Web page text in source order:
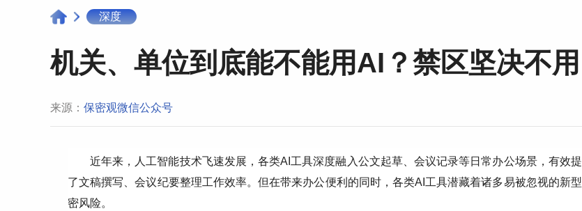
深度
机关、单位到底能不能用AI？禁区坚决不
来源： 保密观微信公众号
近年来，人工智能技术飞速发展，各类AI工具深度融入公文起草、会议记录等日常办公场景，有效
了文稿撰写、会议纪要整理工作效率。但在带来办公便利的同时，各类AI工具潜藏着诸多易被忽视的新
密风险。